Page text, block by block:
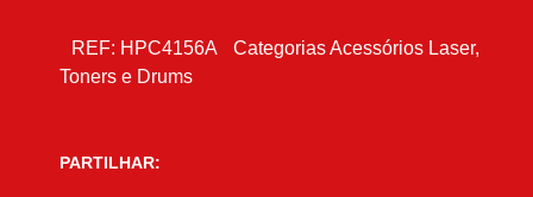
REF: HPC4156A CategoriasAcessórios Laser,
Toners e Drums
PARTILHAR: